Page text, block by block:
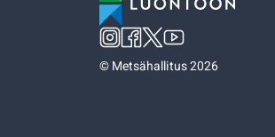
©Metsähallitus 2026